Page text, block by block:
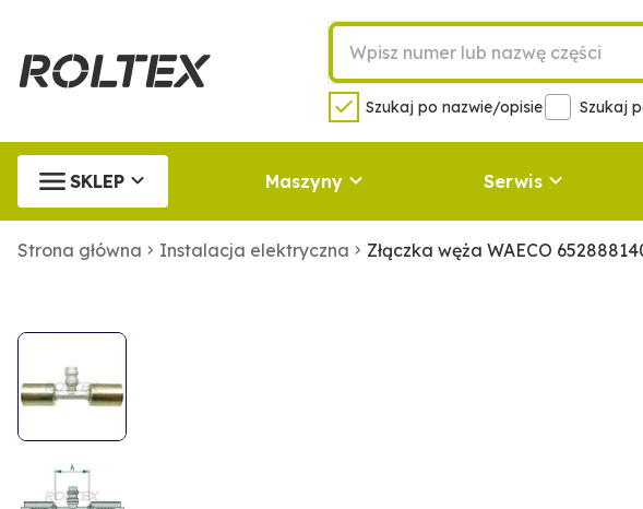
Szukaj po nazwie/opisie Szukaj
SKLEP Maszyny Serwis
Strona główna Instalacja elektryczna Złączka węża WAECO